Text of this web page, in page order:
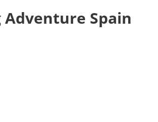
Spain